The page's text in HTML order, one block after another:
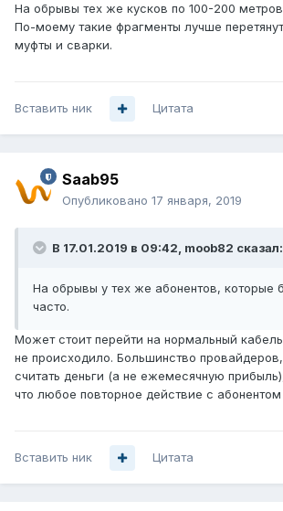
На обрывы тех же кусков по 100-200
По-моему такие фрагменты лучше
муфты и сварки.
Вставить ник Цитата
Saab95
Опубликовано 17 января, 2019
В 17.01.2019 в 09:42, moob82 сказал:
На обрывы у тех же абонентов, которые
часто.
Может стоит перейти на нормальный
не происходило. Большинство
считать деньги (а не ежемесячную
что любое повторное действие с абонентом
Вставить ник Цитата